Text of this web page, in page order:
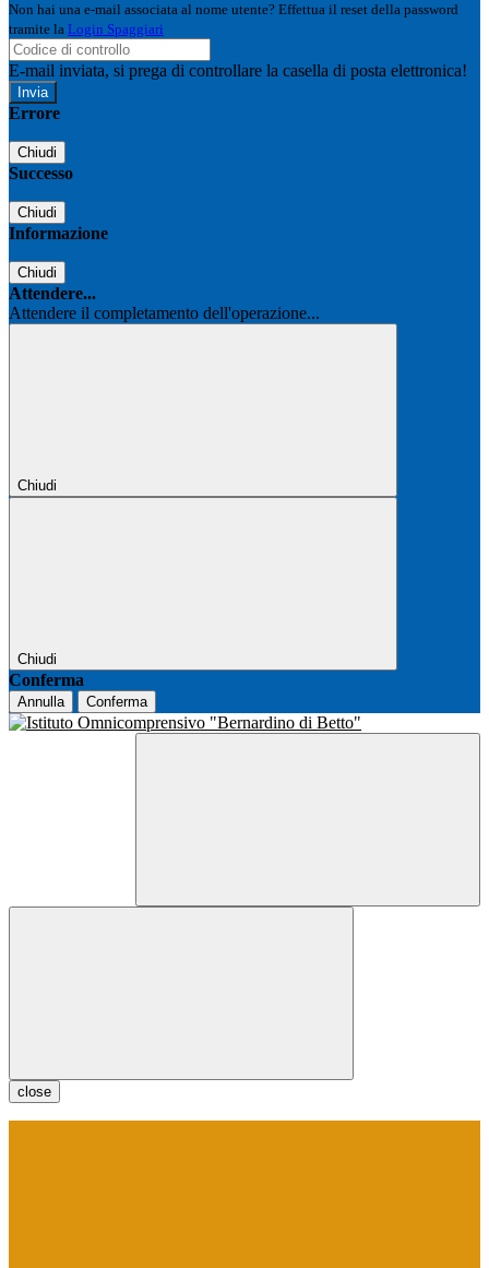
Non hai una e-mail associata al nome utente? Effettua il reset della password
tramite la Login Spaggiari
E-mail inviata, si prega di controllare la casella di posta elettronica!
Errore
Chiudi
Successo
Chiudi
Informazione
Chiudi
Attendere...
Attendere il completamento dell'operazione...
Chiudi
Chiudi
Conferma
Annulla Conferma
close